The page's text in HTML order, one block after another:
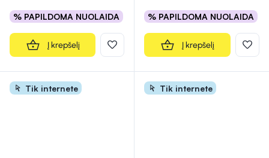
% PAPILDOMA NUOLAIDA
Į krepšelį
% PAPILDOMA NUOLAIDA
Į krepšelį
Tik internete Tik internete